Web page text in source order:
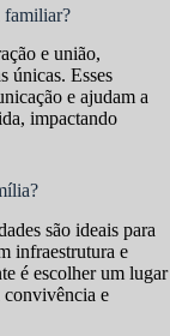
familiar?
e união,
únicas. Esses
e ajudam a
impactando
são ideais para
infraestrutura e
é escolher um lugar
convivência e